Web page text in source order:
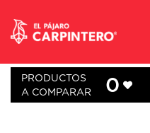
PRODUCTOS
A COMPARAR
0